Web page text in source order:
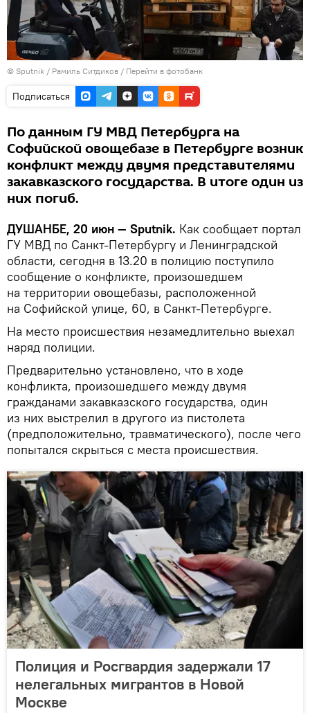
© Sputnik / Рамиль Ситдиков / Перейти в фотобанк
Подписаться
По данным ГУ МВД Петербурга на
Софийской овощебазе в Петербурге возник
конфликт между двумя представителями
закавказского государства. В итоге один из
них погиб.
ДУШАНБЕ, 20 июн — Sputnik. Как сообщает портал
ГУ МВД по Санкт-Петербургу и Ленинградской
области, сегодня в 13.20 в полицию поступило
сообщение о конфликте, произошедшем
на территории овощебазы, расположенной
на Софийской улице, 60, в Санкт-Петербурге.
На место происшествия незамедлительно выехал
наряд полиции.
Предварительно установлено, что в ходе
конфликта, произошедшего между двумя
гражданами закавказского государства, один
из них выстрелил в другого из пистолета
(предположительно, травматического), после чего
попытался скрыться с места происшествия.
Полиция и Росгвардия задержали 17
нелегальных мигрантов в Новой
Москве